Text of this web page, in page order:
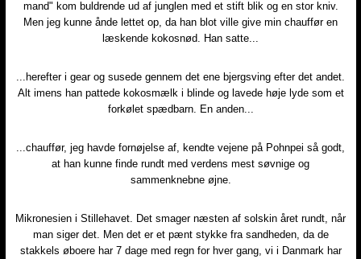
mand" kom buldrende ud af junglen med et stift blik og en stor kniv.
Men jeg kunne ånde lettet op, da han blot ville give min chauffør en
læskende kokosnød. Han satte...
...herefter i gear og susede gennem det ene bjergsving efter det andet.
Alt imens han pattede kokosmælk i blinde og lavede høje lyde som et
forkølet spædbarn. En anden...
...chauffør, jeg havde fornøjelse af, kendte vejene på Pohnpei så godt,
at han kunne finde rundt med verdens mest søvnige og
sammenknebne øjne.
Mikronesien i Stillehavet. Det smager næsten af solskin året rundt, når
man siger det. Men det er et pænt stykke fra sandheden, da de
stakkels øboere har 7 dage med regn for hver gang, vi i Danmark har